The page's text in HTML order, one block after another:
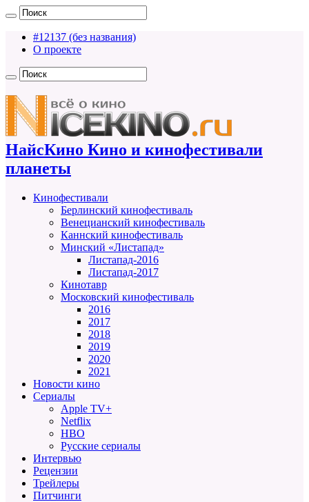
#12137 (без названия)
О проекте
НайсКино Кино и кинофестивали
планеты
Кинофестивали
Берлинский кинофестиваль
Венецианский кинофестиваль
Каннский кинофестиваль
Минский «Листапад»
Листапад-2016
Листапад-2017
Кинотавр
Московский кинофестиваль
2016
2017
2018
2019
2020
2021
Новости кино
Сериалы
Apple TV+
Netflix
HBO
Русские сериалы
Интервью
Рецензии
Трейлеры
Питчинги